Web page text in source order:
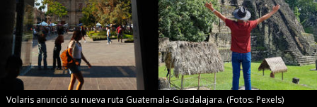
Volaris anunció su nueva ruta Guatemala-Guadalajara. (Fotos: Pexels)